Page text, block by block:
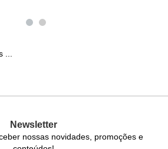
Newsletter
nossas novidades, promoções e